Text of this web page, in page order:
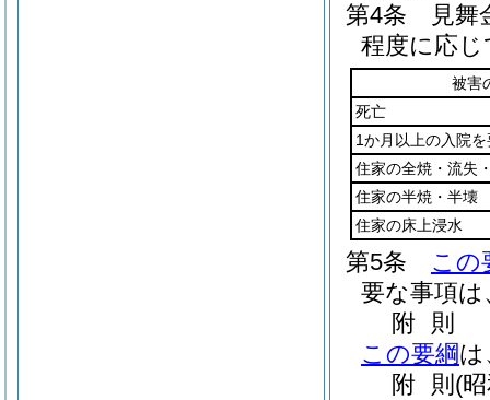
第4条
見舞
程度に応
被害
死亡
1か月以上の入院
住家の全焼・流失
住家の半焼・半壊
住家の床上浸水
第5条
この
要な事項は
附 則
この要綱は
附 則 (